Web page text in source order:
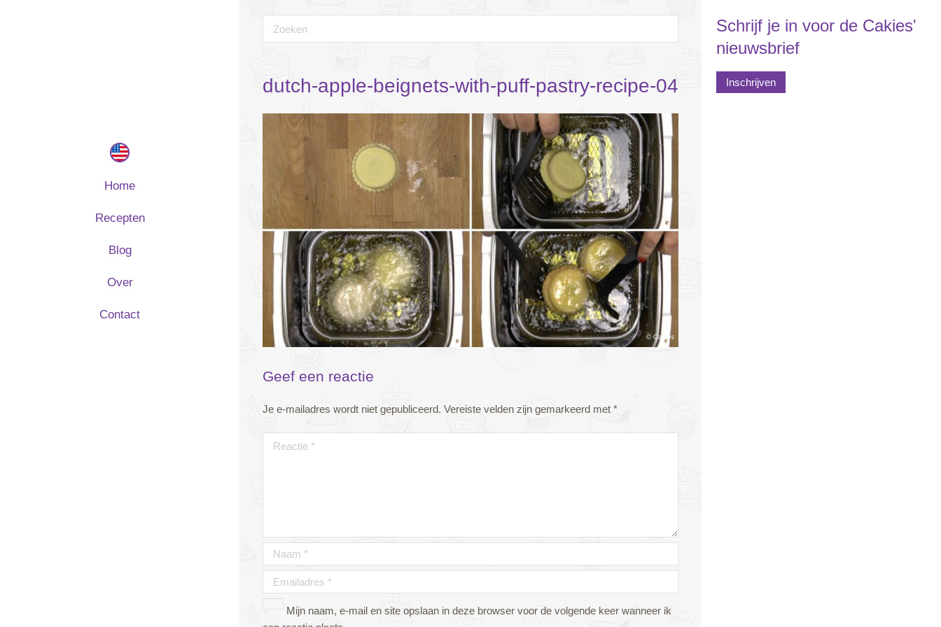
Home
Recepten
Blog
Over
Contact
dutch-apple-beignets-with-puff-pastry-recipe-04
Geef een reactie
Je e-mailadres wordt niet gepubliceerd. Vereiste velden zijn gemarkeerd met *
Mijn naam, e-mail en site opslaan in deze browser voor de volgende keer wanneer ik
Schrijf je in voor de Cakies'
nieuwsbrief
Inschrijven